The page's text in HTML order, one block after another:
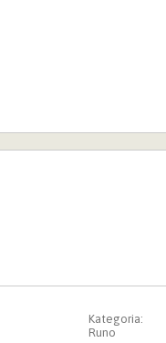
Kategoria:
Runo